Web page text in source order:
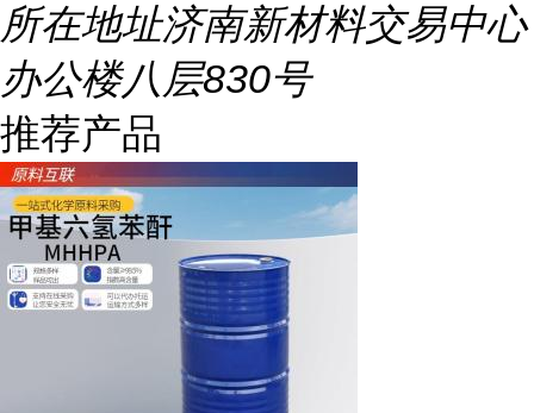
所在地址济南新材料交易中心
办公楼八层830号
推荐产品